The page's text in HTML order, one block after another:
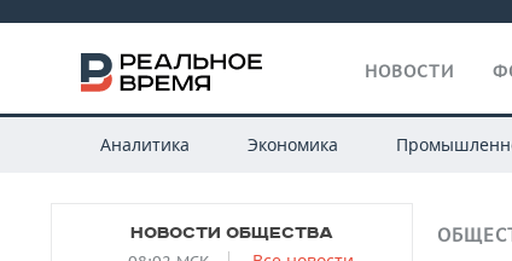
НОВОСТИ
Аналитика Экономика
НОВОСТИ ОБЩЕСТВА